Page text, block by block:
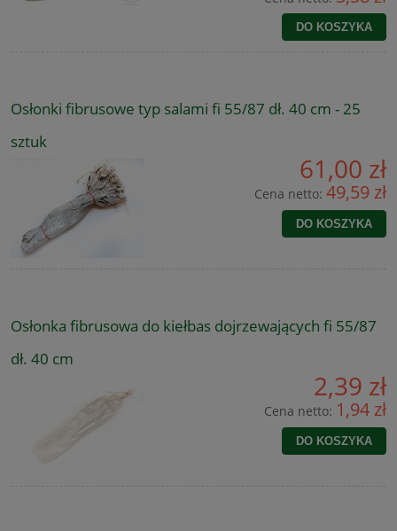
DO KOSZYKA
Osłonki fibrusowe typ salami fi 55/87 dł. 40 cm - 25
sztuk
61,00 zł
Cena netto: 49,59 zł
DO KOSZYKA
Osłonka fibrusowa do kiełbas dojrzewających fi 55/87
dł. 40 cm
2,39 zł
Cena netto: 1,94 zł
DO KOSZYKA